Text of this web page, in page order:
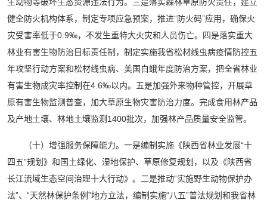
健全防火机构体系，制定专项应急预案，推进“防火码”应用，确保火
灾受害率低于0.9‰，不发生重特大火灾和人员伤亡。四是落实重大
林业有害生物防治目标责任制，制定实施我省松材线虫病疫情防控五
年攻坚行动方案和松材线虫病、美国白蛾年度防治方案，把全省林业
有害生物成灾率控制在4.6‰以内。五是加强外来物种管控，开展草
原有害生物监测普查，加大草原生物灾害防治力度。完成食用林产品
及产地土壤、林地土壤监测1400批次，加强林产品质量安全监管。
（十）增强服务保障能力。一是编制实施《陕西省林业发展“十
四五”规划》和国土绿化、湿地保护、草原修复规划，以及《陕西省
长江流域生态空间治理十大行动》。二是推动“实施野生动物保护办
法”、“天然林保护条例”地方立法，编制实施“八五”普法规划和我省林